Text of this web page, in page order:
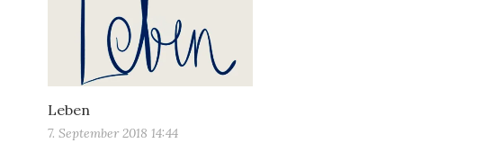
Leben
7. September 2018 14:44